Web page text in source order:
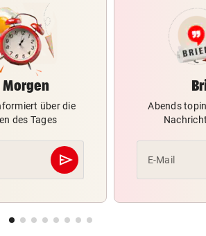
Morgen
über die
des Tages
send
Abschicken
Abends
E-Mail